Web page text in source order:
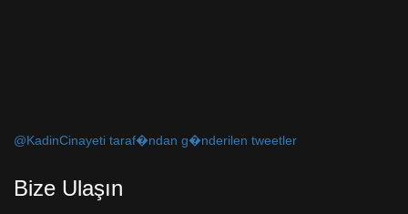
@KadinCinayeti taraf�ndan g�nderilen tweetler
Bize Ulaşın